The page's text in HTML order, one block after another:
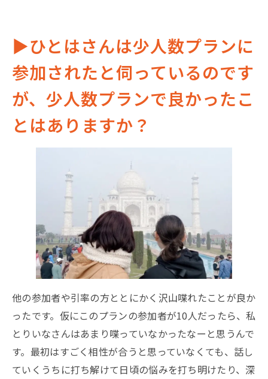
▶︎ひとはさんは少人数プランに
参加されたと伺っているのです
が、少人数プランで良かったこ
とはありますか？
他の参加者や引率の方ととにかく沢山喋れたことが良か
ったです。仮にこのプランの参加者が10人だったら、私
とりいなさんはあまり喋っていなかったなーと思うんで
す。最初はすごく相性が合うと思っていなくても、話し
ていくうちに打ち解けて日頃の悩みを打ち明けたり、深